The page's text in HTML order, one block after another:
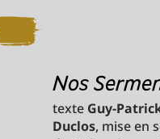
Nos
texte Guy-
Duclos, mise en